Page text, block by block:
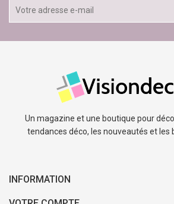
Un magazine et une boutique pour
tendances déco, les nouveautés et les
INFORMATION